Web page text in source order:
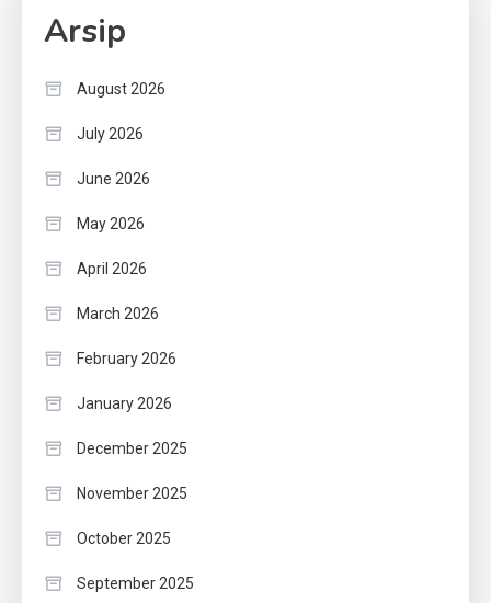
Arsip
August 2026
July 2026
June 2026
May 2026
April 2026
March 2026
February 2026
January 2026
December 2025
November 2025
October 2025
September 2025